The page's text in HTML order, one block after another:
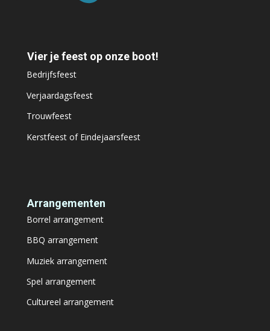
Vier je feest op onze boot!
Bedrijfsfeest
Verjaardagsfeest
Trouwfeest
Kerstfeest of Eindejaarsfeest
Arrangementen
Borrel arrangement
BBQ arrangement
Muziek arrangement
Spel arrangement
Cultureel arrangement